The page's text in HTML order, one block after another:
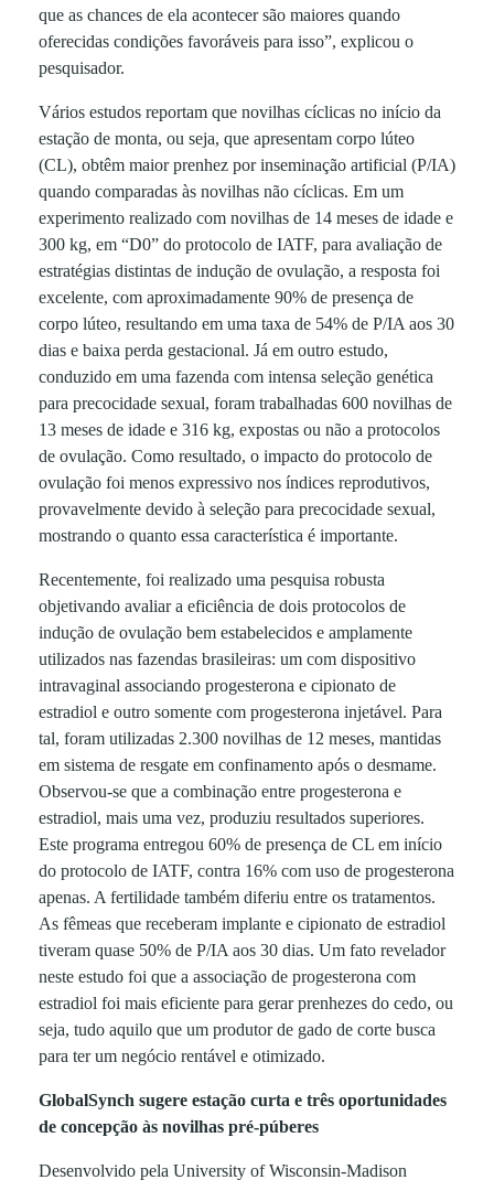
t
o
r
e
s
a
s
s
o
c
i
a
d
o
s
à
f
e
r
que as chances de ela acontecer são maiores quando
oferecidas condições favoráveis para isso”, explicou o
pesquisador.
Vários estudos reportam que novilhas cíclicas no início da
estação de monta, ou seja, que apresentam corpo lúteo
(CL), obtêm maior prenhez por inseminação artificial (P/IA)
quando comparadas às novilhas não cíclicas. Em um
experimento realizado com novilhas de 14 meses de idade e
300 kg, em “D0” do protocolo de IATF, para avaliação de
estratégias distintas de indução de ovulação, a resposta foi
excelente, com aproximadamente 90% de presença de
corpo lúteo, resultando em uma taxa de 54% de P/IA aos 30
dias e baixa perda gestacional. Já em outro estudo,
conduzido em uma fazenda com intensa seleção genética
para precocidade sexual, foram trabalhadas 600 novilhas de
13 meses de idade e 316 kg, expostas ou não a protocolos
de ovulação. Como resultado, o impacto do protocolo de
ovulação foi menos expressivo nos índices reprodutivos,
provavelmente devido à seleção para precocidade sexual,
mostrando o quanto essa característica é importante.
Recentemente, foi realizado uma pesquisa robusta
objetivando avaliar a eficiência de dois protocolos de
indução de ovulação bem estabelecidos e amplamente
utilizados nas fazendas brasileiras: um com dispositivo
intravaginal associando progesterona e cipionato de
estradiol e outro somente com progesterona injetável. Para
tal, foram utilizadas 2.300 novilhas de 12 meses, mantidas
em sistema de resgate em confinamento após o desmame.
Observou-se que a combinação entre progesterona e
estradiol, mais uma vez, produziu resultados superiores.
Este programa entregou 60% de presença de CL em início
do protocolo de IATF, contra 16% com uso de progesterona
apenas. A fertilidade também diferiu entre os tratamentos.
As fêmeas que receberam implante e cipionato de estradiol
tiveram quase 50% de P/IA aos 30 dias. Um fato revelador
neste estudo foi que a associação de progesterona com
estradiol foi mais eficiente para gerar prenhezes do cedo, ou
seja, tudo aquilo que um produtor de gado de corte busca
para ter um negócio rentável e otimizado.
GlobalSynch sugere estação curta e três oportunidades
de concepção às novilhas pré-púberes
Desenvolvido pela University of Wisconsin-Madison